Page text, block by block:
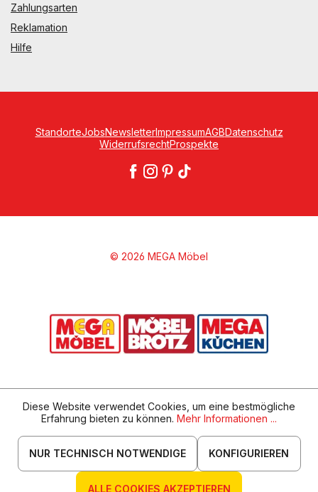
Zahlungsarten
Reklamation
Hilfe
StandorteJobsNewsletterImpressumAGBDatenschutz
WiderrufsrechtProspekte
© 2026 MEGA Möbel
Diese Website verwendet Cookies, um eine bestmögliche
Erfahrung bieten zu können. Mehr Informationen ...
NUR TECHNISCH NOTWENDIGE KONFIGURIEREN
ALLE COOKIES AKZEPTIEREN